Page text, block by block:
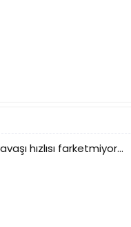
hızlısı farketmiyor...